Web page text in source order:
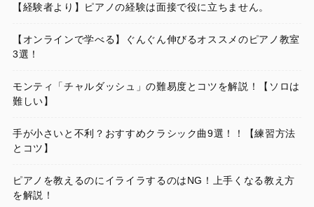
【経験者より】ピアノの経験は面接で役に立ちません。
【オンラインで学べる】ぐんぐん伸びるオススメのピアノ教室
3選！
モンティ「チャルダッシュ」の難易度とコツを解説！【ソロは
難しい】
手が小さいと不利？おすすめクラシック曲9選！！【練習方法
とコツ】
ピアノを教えるのにイライラするのはNG！上手くなる教え方
を解説！